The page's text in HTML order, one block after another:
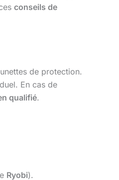
conseils de
de protection.
En cas de
qualifié.
Ryobi).